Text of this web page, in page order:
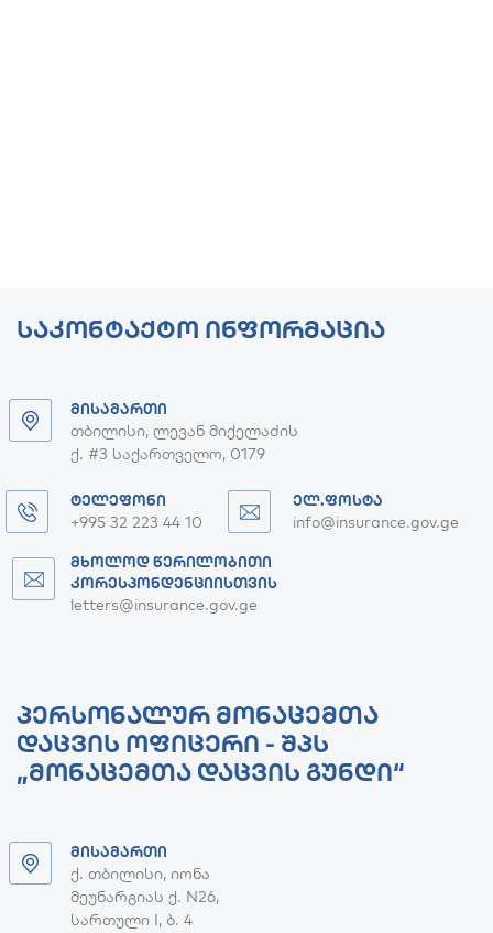
ᲡᲐᲙᲝᲜᲢᲐᲥᲢᲝ ᲘᲜᲤᲝᲠᲛᲐᲪᲘᲐ
ᲛᲘᲡᲐᲛᲐᲠᲗᲘ
თბილისი, ლევან მიქელაძის
ქ. #3 საქართველო, 0179
ᲢᲔᲚᲔᲤᲝᲜᲘ
+995 32 223 44 10
ᲔᲚ.ᲤᲝᲡᲢᲐ
info@insurance.gov.ge
ᲛᲮᲝᲚᲝᲓ ᲬᲔᲠᲘᲚᲝᲑᲘᲗᲘ
ᲙᲝᲠᲔᲡᲞᲝᲜᲓᲔᲜᲪᲘᲘᲡᲗᲕᲘᲡ
letters@insurance.gov.ge
ᲞᲔᲠᲡᲝᲜᲐᲚᲣᲠ ᲛᲝᲜᲐᲪᲔᲛᲗᲐ
ᲓᲐᲪᲕᲘᲡ ᲝᲤᲘᲪᲔᲠᲘ - ᲨᲞᲡ
„ᲛᲝᲜᲐᲪᲔᲛᲗᲐ ᲓᲐᲪᲕᲘᲡ ᲒᲣᲜᲓᲘ“
ᲛᲘᲡᲐᲛᲐᲠᲗᲘ
ქ. თბილისი, იონა
მეუნარგიას ქ. N26,
სართული I, ბ. 4